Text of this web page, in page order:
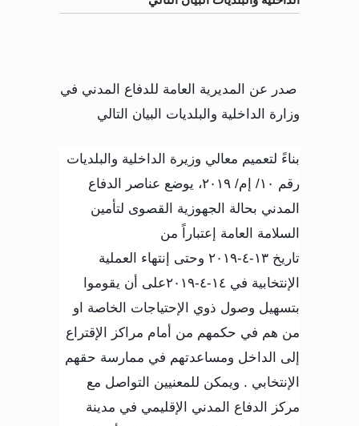
صدر عن المديرية العامة للدفاع المدني في
وزارة الداخلية والبلديات البيان التالي
بناءً لتعميم معالي وزيرة الداخلية والبلديات
رقم ١٠/ إم/ ٢٠١٩، يوضع عناصر الدفاع
المدني بحالة الجهوزية القصوى لتأمين
السلامة العامة إعتباراً من
تاريخ ١٣-٤-٢٠١٩
وحتى إنتهاء العملية
الإنتخابية في ١٤-٤-٢٠١٩
على أن يقوموا
بتسهيل وصول ذوي الإحتياجات الخاصة او
من هم في حكمهم من أمام مراكز الإقتراع
إلى الداخل ومساعدتهم في ممارسة حقهم
الإنتخابي . ويمكن للمعنيين التواصل مع
مركز الدفاع المدني الإقليمي في مدينة